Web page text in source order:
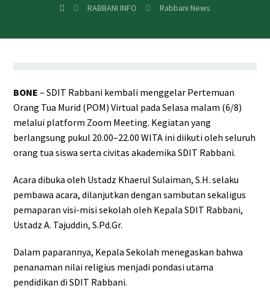
RABBANI INFO Rabbani News
BONE – SDIT Rabbani kembali menggelar Pertemuan
Orang Tua Murid (POM) Virtual pada Selasa malam (6/8)
melalui platform Zoom Meeting. Kegiatan yang
berlangsung pukul 20.00–22.00 WITA ini diikuti oleh seluruh
orang tua siswa serta civitas akademika SDIT Rabbani.
Acara dibuka oleh Ustadz Khaerul Sulaiman, S.H. selaku
pembawa acara, dilanjutkan dengan sambutan sekaligus
pemaparan visi-misi sekolah oleh Kepala SDIT Rabbani,
Ustadz A. Tajuddin, S.Pd.Gr.
Dalam paparannya, Kepala Sekolah menegaskan bahwa
penanaman nilai religius menjadi pondasi utama
pendidikan di SDIT Rabbani.